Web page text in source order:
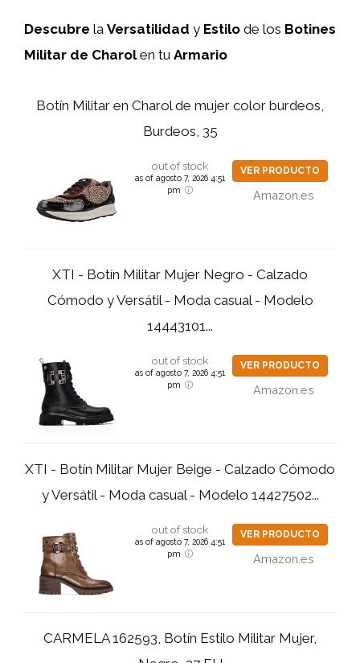
Descubre la Versatilidad y Estilo de los Botines
Militar de Charolen tu Armario
Botín Militar en Charol de mujer color burdeos,
Burdeos, 35
out of stock
as of agosto 7, 2026 4:51
pm
VER PRODUCTO
Amazon.es
XTI - Botín Militar Mujer Negro - Calzado
Cómodo y Versátil - Moda casual - Modelo
14443101...
out of stock
as of agosto 7, 2026 4:51
pm
VER PRODUCTO
Amazon.es
XTI - Botín Militar Mujer Beige - Calzado Cómodo
y Versátil - Moda casual - Modelo 14427502...
out of stock
as of agosto 7, 2026 4:51
pm
VER PRODUCTO
Amazon.es
CARMELA 162593, Botín Estilo Militar Mujer,